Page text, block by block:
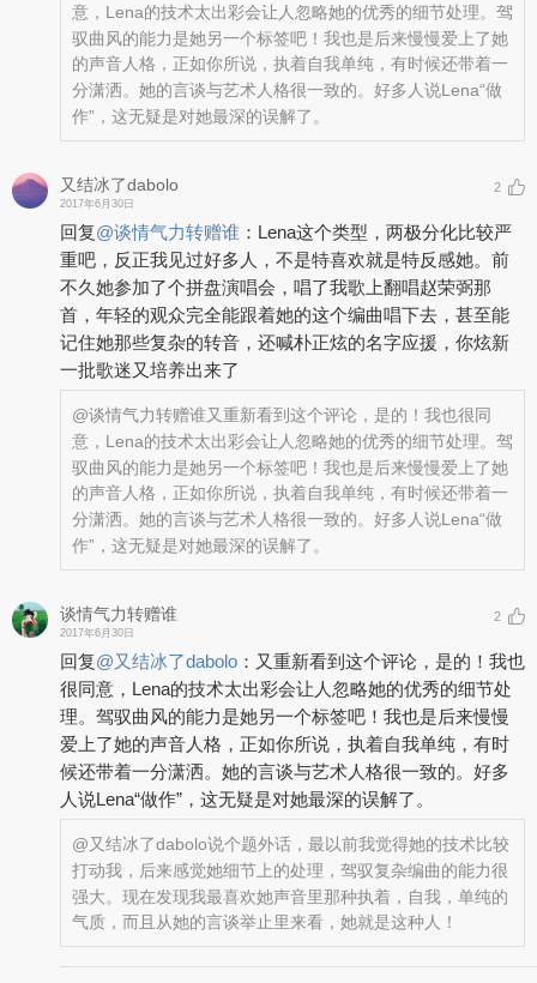
意，Lena的技术太出彩会让人忽略她的优秀的细节处理。驾
驭曲风的能力是她另一个标签吧！我也是后来慢慢爱上了她
的声音人格，正如你所说，执着自我单纯，有时候还带着一
分潇洒。她的言谈与艺术人格很一致的。好多人说Lena“做
作”，这无疑是对她最深的误解了。
又结冰了dabolo
2017年6月30日
2
回复@谈情气力转赠谁 ： Lena这个类型，两极分化比较严
重吧，反正我见过好多人，不是特喜欢就是特反感她。前
不久她参加了个拼盘演唱会，唱了我歌上翻唱赵荣弼那
首，年轻的观众完全能跟着她的这个编曲唱下去，甚至能
记住她那些复杂的转音，还喊朴正炫的名字应援，你炫新
一批歌迷又培养出来了
@谈情气力转赠谁又重新看到这个评论，是的！我也很同
意，Lena的技术太出彩会让人忽略她的优秀的细节处理。驾
驭曲风的能力是她另一个标签吧！我也是后来慢慢爱上了她
的声音人格，正如你所说，执着自我单纯，有时候还带着一
分潇洒。她的言谈与艺术人格很一致的。好多人说Lena“做
作”，这无疑是对她最深的误解了。
谈情气力转赠谁
2017年6月30日
2
回复@又结冰了dabolo ： 又重新看到这个评论，是的！我也
很同意，Lena的技术太出彩会让人忽略她的优秀的细节处
理。驾驭曲风的能力是她另一个标签吧！我也是后来慢慢
爱上了她的声音人格，正如你所说，执着自我单纯，有时
候还带着一分潇洒。她的言谈与艺术人格很一致的。好多
人说Lena“做作”，这无疑是对她最深的误解了。
@又结冰了dabolo说个题外话，最以前我觉得她的技术比较
打动我，后来感觉她细节上的处理，驾驭复杂编曲的能力很
强大。现在发现我最喜欢她声音里那种执着，自我，单纯的
气质，而且从她的言谈举止里来看，她就是这种人！